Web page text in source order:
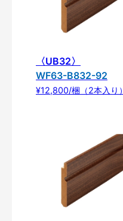
〈UB32〉
WF63-B832-92
¥12,800/梱（2本入り）